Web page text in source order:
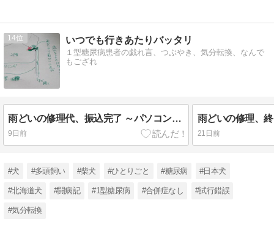
14 いつでも行きあたりバッタリ
１型糖尿病患者の戯れ言、つぶやき、気分転換、なんで
もござれ
雨どいの修理代、振込完了 ～パソコンの文字入力/回想、他～
9日前
雨どいの修理、
21日前
#犬 #多頭飼い #柴犬 #ひとりごと #糖尿病 #日本犬
#北海道犬 #闘病記 #1型糖尿病 #合併症なし #試行錯誤
#気分転換